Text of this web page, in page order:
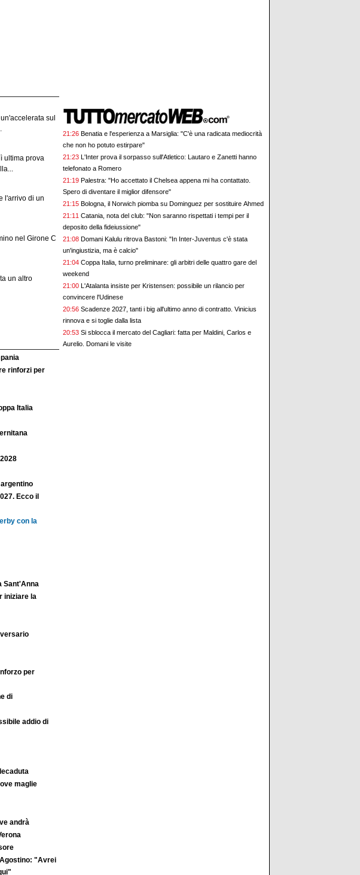
sul
ultima prova
l'arrivo di un
nel Girone C
un altro
rinforzi per
Italia
Ecco il
con la
Sant'Anna
iniziare la
per
di
addio di
maglie
andrà
"Avrei
21:26 Benatia e l'esperienza a Marsiglia: "C'è una radicata mediocrità
che non ho potuto estirpare"
21:23 L'Inter prova il sorpasso sull'Atletico: Lautaro e Zanetti hanno
telefonato a Romero
21:19 Palestra: "Ho accettato il Chelsea appena mi ha contattato.
Spero di diventare il miglior difensore"
21:15 Bologna, il Norwich piomba su Dominguez per sostituire Ahmed
21:11 Catania, nota del club: "Non saranno rispettati i tempi per il
deposito della fideiussione"
21:08 Domani Kalulu ritrova Bastoni: "In Inter-Juventus c'è stata
un'ingiustizia, ma è calcio"
21:04 Coppa Italia, turno preliminare: gli arbitri delle quattro gare del
weekend
21:00 L'Atalanta insiste per Kristensen: possibile un rilancio per
convincere l'Udinese
20:56 Scadenze 2027, tanti i big all'ultimo anno di contratto. Vinicius
rinnova e si toglie dalla lista
20:53 Si sblocca il mercato del Cagliari: fatta per Maldini, Carlos e
Aurelio. Domani le visite